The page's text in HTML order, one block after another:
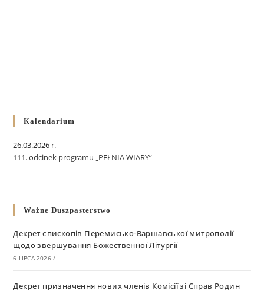
Kalendarium
26.03.2026 r.
111. odcinek programu „PEŁNIA WIARY”
Ważne Duszpasterstwo
Декрет єпископів Перемисько-Варшавської митрополії
щодо звершування Божественної Літургії
6 LIPCA 2026 /
Декрет призначення нових членів Комісії зі Справ Родин